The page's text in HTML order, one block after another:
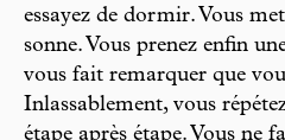
essayez de dormir. Vous
sonne. Vous prenez enfin
vous fait remarquer que
Inlassablement, vous
étape après étape. Vous ne